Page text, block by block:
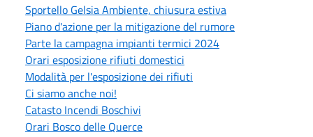
Sportello Gelsia Ambiente, chiusura estiva
Piano d'azione per la mitigazione del rumore
Parte la campagna impianti termici 2024
Orari esposizione rifiuti domestici
Modalità per l'esposizione dei rifiuti
Ci siamo anche noi!
Catasto Incendi Boschivi
Orari Bosco delle Querce